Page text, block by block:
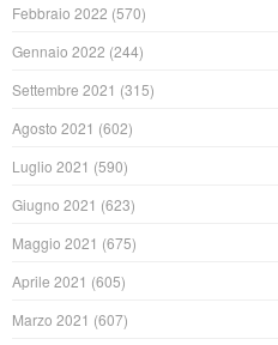
Febbraio 2022 (570)
Gennaio 2022 (244)
Settembre 2021 (315)
Agosto 2021 (602)
Luglio 2021 (590)
Giugno 2021 (623)
Maggio 2021 (675)
Aprile 2021 (605)
Marzo 2021 (607)